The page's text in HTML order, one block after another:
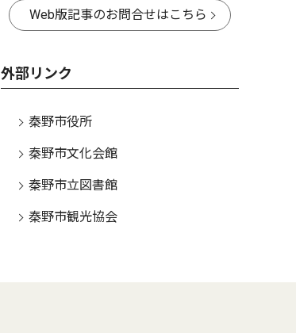
Web版記事のお問合せはこちら
外部リンク
秦野市役所
秦野市文化会館
秦野市立図書館
秦野市観光協会